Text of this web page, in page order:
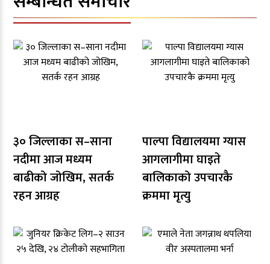
३० जिल्लाका स–साना
नदीमा आज मध्यम
बाढीको जोखिम, सतर्क
रहन आग्रह
पाल्पा विद्यालयमा ग्यास
आगलागीमा घाइते
बालिकाको उपचारकै
क्रममा मृत्यु